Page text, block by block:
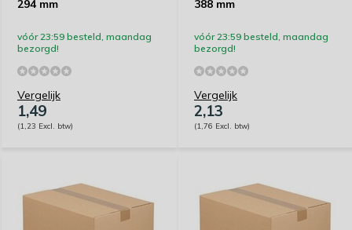
294 mm
vóór 23:59 besteld, maandag
bezorgd!
Vergelijk
1,49
(1,23 Excl. btw)
388 mm
vóór 23:59 besteld, maandag
bezorgd!
Vergelijk
2,13
(1,76 Excl. btw)